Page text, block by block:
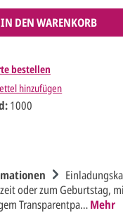
IN DEN WARENKORB
bestellen
hinzufügen
1000
oder zum Geburtstag,
Transparentpa…Mehr